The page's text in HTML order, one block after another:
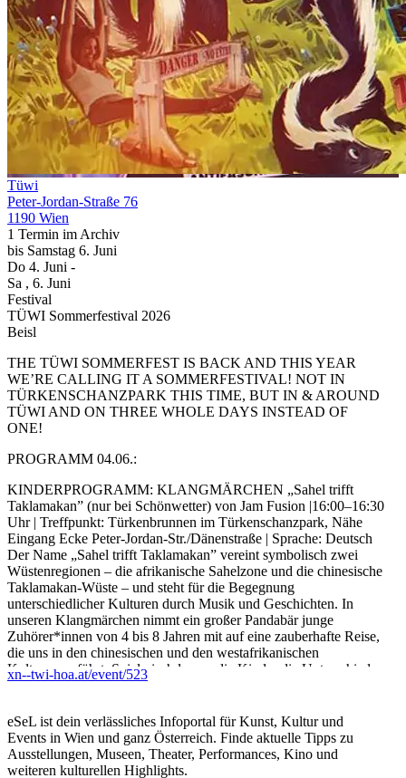
Tüwi
Peter-Jordan-Straße 76
1190 Wien
1 Termin im Archiv
bis Samstag 6. Juni
Do 4. Juni -
Sa , 6. Juni
Festival
TÜWI Sommerfestival 2026
Beisl
THE TÜWI SOMMERFEST IS BACK AND THIS YEAR
WE’RE CALLING IT A SOMMERFESTIVAL! NOT IN
TÜRKENSCHANZPARK THIS TIME, BUT IN & AROUND
TÜWI AND ON THREE WHOLE DAYS INSTEAD OF
ONE!
PROGRAMM 04.06.:
KINDERPROGRAMM: KLANGMÄRCHEN „Sahel trifft
Taklamakan” (nur bei Schönwetter) von Jam Fusion |16:00–16:30
Uhr | Treffpunkt: Türkenbrunnen im Türkenschanzpark, Nähe
Eingang Ecke Peter-Jordan-Str./Dänenstraße | Sprache: Deutsch
Der Name „Sahel trifft Taklamakan” vereint symbolisch zwei
Wüstenregionen – die afrikanische Sahelzone und die chinesische
Taklamakan-Wüste – und steht für die Begegnung
unterschiedlicher Kulturen durch Musik und Geschichten. In
unseren Klangmärchen nimmt ein großer Pandabär junge
Zuhörer*innen von 4 bis 8 Jahren mit auf eine zauberhafte Reise,
die uns in den chinesischen und den westafrikanischen
Kulturraum führt. Spielerisch lernen die Kinder die Unterschiede,
aber auch die Gemeinsamkeiten zwischen den verschiedenen
Programm zu einem lebendigen Erlebnis, das Neugier weckt,
Fantasie anregt und Horizonte erweitert. Begleitet wird die
Veranstaltung von den sanften pentatonischen Klängen der
afrikanischen Harfe N’Goni sowie von Trommelrhythmen, die
xn--twi-hoa.at/event/523
eSeL ist dein verlässliches Infoportal für Kunst, Kultur und
Events in Wien und ganz Österreich. Finde aktuelle Tipps zu
Ausstellungen, Museen, Theater, Performances, Kino und
weiteren kulturellen Highlights.